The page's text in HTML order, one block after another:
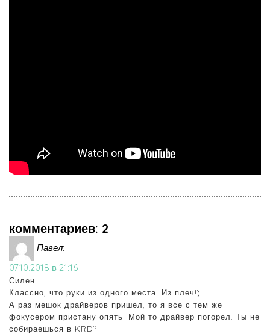
комментариев: 2
Павел:
07.10.2018 в 21:16
Силен.
Классно, что руки из одного места. Из плеч!)
А раз мешок драйверов пришел, то я все с тем же
фокусером пристану опять. Мой то драйвер погорел. Ты не
собираешься в KRD?